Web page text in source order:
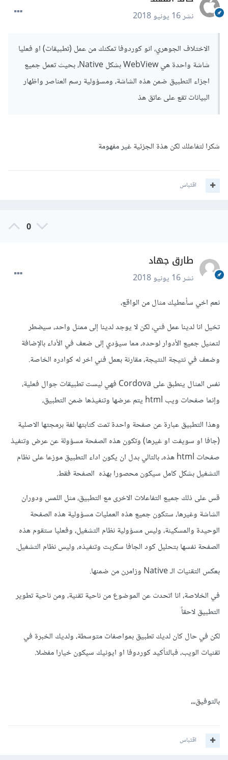
نشر16 يونيو 2018
الاختلاف الجوهري، انو كوردوفا تمكنك من عمل (تطبيقات) او فعليا
شاشة واحدة هي WebView بشكل Native، بحيث تعمل جميع
اجزاء التطبيق ضمن هذه الشاشة، ومسؤولية رسم العناصر واظهار
البيانات تقع على عاتق هذ
شكرا لتفاعلك لكن هذة الجزئية غير مفهومة
اقتباس
0
طارق جهاد
نشر16 يونيو 2018
نعم اخي سأعطيك مثال من الواقع،
تخيل انا لدينا عمل فني، لكن لا يوجد لدينا إلى ممثل واحد، سيضطر
لتمثيل جميع الأدوار لوحده، مما سيؤدي إلى ضعف في الأداء بالإضافة
وضعف في نتيجة النتيجة، مقارنة بعمل فني اخر له كوادره الخاصة.
نفس المثال ينطبق على Cordova فهي ليست تطبيقات جوال فعلية،
وإنما صفحات ويب html يتم عرضها وتنفيذها ضمن التطبيق،
وهذا التطبيق عبارة عن صفحة واحدة تمت كتابتها لغة برمجتها الاصلية
(جافا او سويفت او غيرها) وتكون هذه الصفحة مسؤولة عن عرض وتنفيذ
صفحات html هذه، بالتالي بدل ان يكون اداء التطبيق موزعا على نظام
التشغيل بشكل كامل سيكون محصورا بهذه الصفحة فقط.
قس على ذلك جميع التفاعلات الاخرى مع التطبيق، مثل اللمس ودوران
الشاشة وغيرها، ستكون جميع هذه العمليات مسؤولية هذه الصفحة
الوحيدة والمسكينة، وليس مسؤولية نظام التشغيل، وفعليا ستقوم هذه
الصفحة نفسها بتحليل كود الجافا سكربت وتنفيذه، وليس نظام التشغيل.
بعكس التقنيات الـ Native وزامرن من ضمنها.
في الخلاصة، انا اتحدث عن الموضوع من ناحية تقنية، ومن ناحية تطوير
التطبيق لاحقاً
لكن في حال كان لديك تطبيق بمواصفات متوسطة، ولديك الخبرة في
تقنيات الويب، فبالتأكيد كوردوفا او ايونيك سيكون خيارا مفضلا.
بالتوفيق،،،
اقتباس